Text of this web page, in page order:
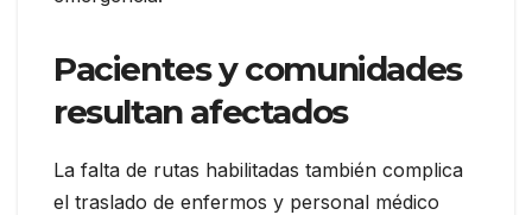
Pacientes y comunidades
resultan afectados
La falta de rutas habilitadas también complica
el traslado de enfermos y personal médico